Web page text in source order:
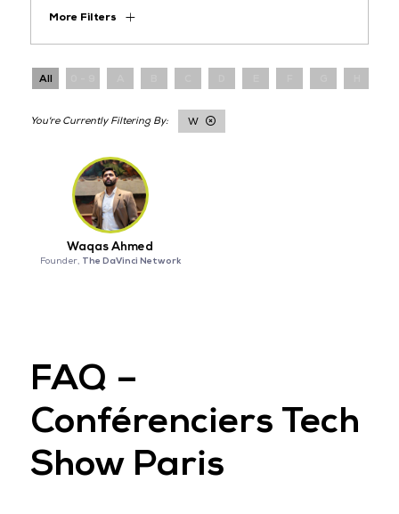
More Filters
All
W
Waqas Ahmed
Founder, The DaVinci Network
FAQ –
Conférenciers Tech
Show Paris